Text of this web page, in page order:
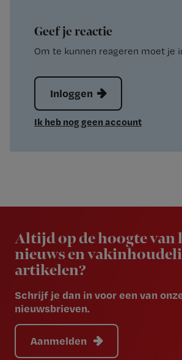
Geef je reactie
Om te kunnen reageren moet je
Inloggen
Ik heb nog geen account
Altijd op de hoogte van
nieuws en
artikelen?
Schrijf je dan in voor een van
nieuwsbrieven.
Aanmelden